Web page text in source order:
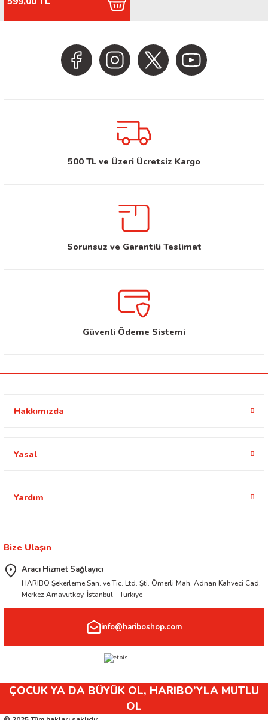
500 TL ve Üzeri Ücretsiz Kargo
Sorunsuz ve Garantili Teslimat
Güvenli Ödeme Sistemi
Hakkımızda
Yasal
Yardım
Bize Ulaşın
Aracı Hizmet Sağlayıcı
HARIBO Şekerleme San. ve Tic. Ltd. Şti. Ömerli Mah. Adnan Kahveci Cad.
Merkez Arnavutköy, İstanbul - Türkiye
info@hariboshop.com
ÇOCUK YA DA BÜYÜK OL, HARIBO’YLA MUTLU
OL